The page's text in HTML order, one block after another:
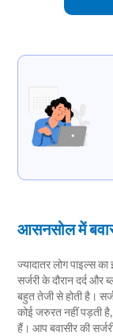
आसनसोल में
ज्यादातर लोग पाइल्स
सर्जरी के दौरान दर्द और
बहुत तेजी से होती है।
कोई जरुरत नहीं पड़ती
हैं। आप बवासीर की